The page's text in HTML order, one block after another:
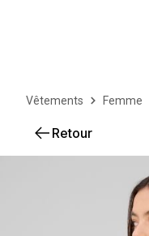
Vêtements Femme
Retour